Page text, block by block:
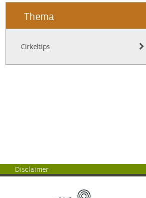
Thema
Cirkeltips
Disclaimer